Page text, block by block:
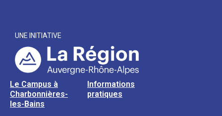
UNE INITIATIVE
Le Campus à
Charbonnières-
les-Bains
Informations
pratiques